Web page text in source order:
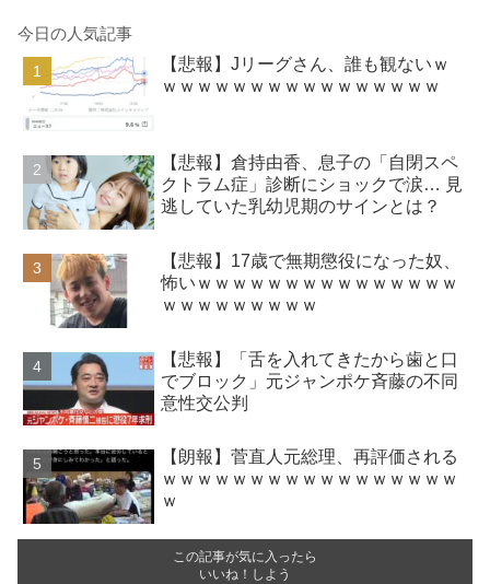
今日の人気記事
【悲報】Jリーグさん、誰も観ないｗ
ｗｗｗｗｗｗｗｗｗｗｗｗｗｗｗｗ
【悲報】倉持由香、息子の「自閉スペ
クトラム症」診断にショックで涙… 見
逃していた乳幼児期のサインとは？
【悲報】17歳で無期懲役になった奴、
怖いｗｗｗｗｗｗｗｗｗｗｗｗｗｗｗ
ｗｗｗｗｗｗｗｗｗ
【悲報】「舌を入れてきたから歯と口
でブロック」元ジャンポケ斉藤の不同
意性交公判
【朗報】菅直人元総理、再評価される
ｗｗｗｗｗｗｗｗｗｗｗｗｗｗｗｗｗ
ｗ
この記事が気に入ったら
いいね！しよう